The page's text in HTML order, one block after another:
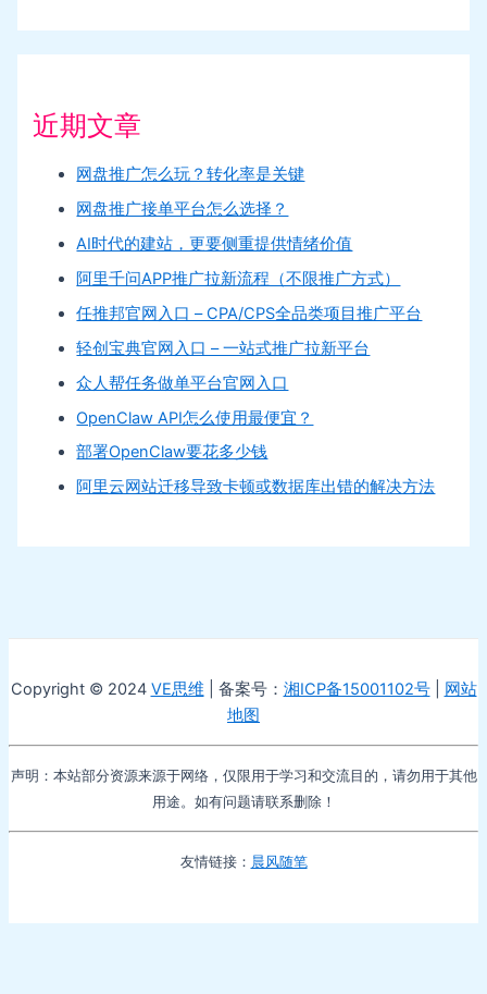
近期文章
网盘推广怎么玩？转化率是关键
网盘推广接单平台怎么选择？
AI时代的建站，更要侧重提供情绪价值
阿里千问APP推广拉新流程（不限推广方式）
任推邦官网入口 – CPA/CPS全品类项目推广平台
轻创宝典官网入口 – 一站式推广拉新平台
众人帮任务做单平台官网入口
OpenClaw API怎么使用最便宜？
部署OpenClaw要花多少钱
阿里云网站迁移导致卡顿或数据库出错的解决方法
Copyright © 2024 VE思维 | 备案号： 湘ICP备15001102号| 网站
地图
声明：本站部分资源来源于网络，仅限用于学习和交流目的，请勿用于其他
用途。如有问题请联系删除！
友情链接： 晨风随笔